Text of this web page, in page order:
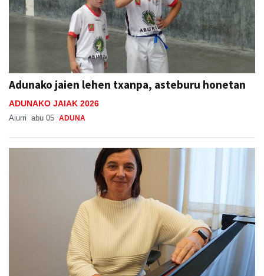
Adunako jaien lehen txanpa, asteburu honetan
ADUNAKO JAIAK 2026
Aiurri abu 05 ADUNA